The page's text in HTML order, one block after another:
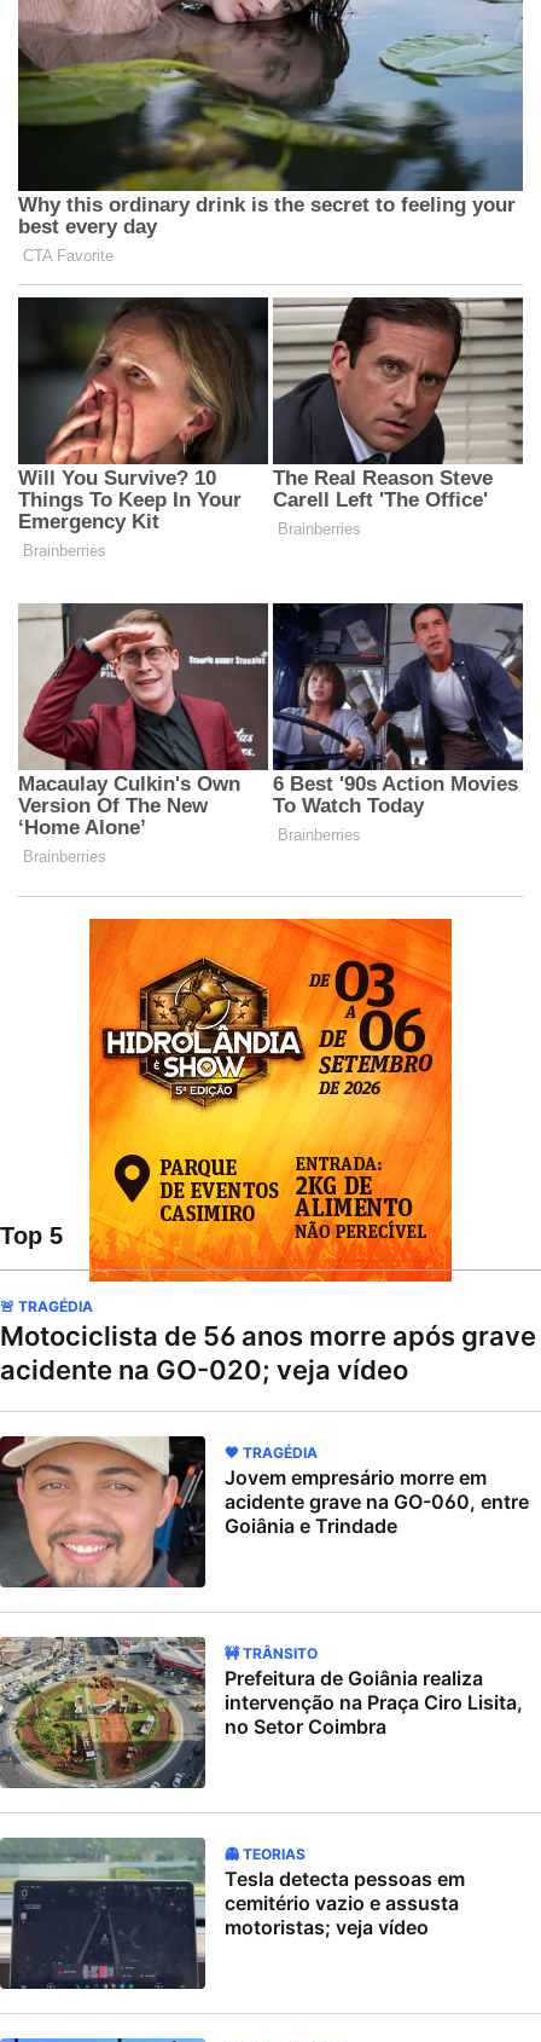
Top 5
🚨 TRAGÉDIA
Motociclista de 56 anos morre após grave
acidente na GO-020; veja vídeo
🖤 TRAGÉDIA
Jovem empresário morre em
acidente grave na GO-060, entre
Goiânia e Trindade
🚧 TRÂNSITO
Prefeitura de Goiânia realiza
intervenção na Praça Ciro Lisita,
no Setor Coimbra
👻 TEORIAS
Tesla detecta pessoas em
cemitério vazio e assusta
motoristas; veja vídeo